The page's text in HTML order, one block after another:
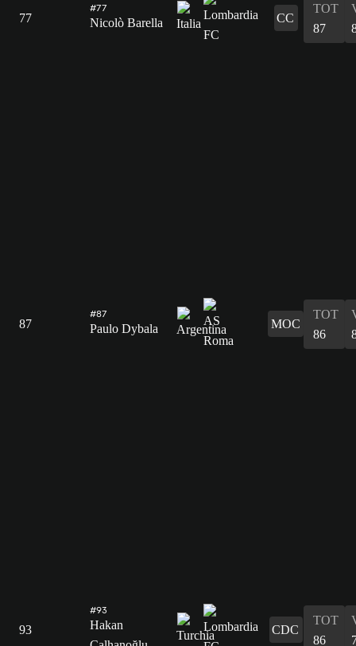
77
#77
Nicolò Barella CC
TOT
87
87
#87
Paulo Dybala MOC
TOT
86
93
#93
Hakan
CDC
TOT
86